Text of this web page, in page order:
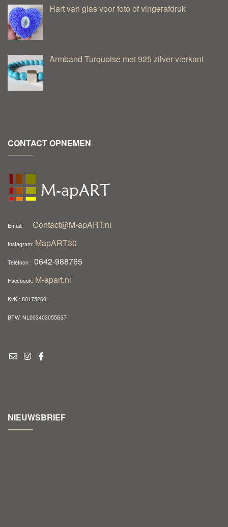
Hart van glas voor foto of vingerafdruk
Armband Turquoise met 925 zilver vierkant
CONTACT OPNEMEN
Email: Contact@M-apART.nl
Instagram: MapART30
Telefoon: 0642-988765
Facebook: M-apart.nl
KvK : 80175260
BTW: NL003403055B37
NIEUWSBRIEF